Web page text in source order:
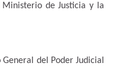
de Justicia y la
del Poder Judicial